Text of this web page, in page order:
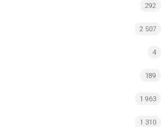
292
2 507
4
189
1 963
1 310